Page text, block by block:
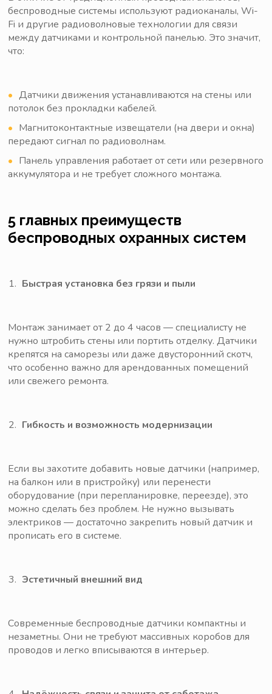
беспроводные системы используют радиоканалы, Wi-
Fi и другие радиоволновые технологии для связи
между датчиками и контрольной панелью. Это значит,
что:
Датчики движения устанавливаются на стены или
потолок без прокладки кабелей.
Магнитоконтактные извещатели (на двери и окна)
передают сигнал по радиоволнам.
Панель управления работает от сети или резервного
аккумулятора и не требует сложного монтажа.
5 главных преимуществ
беспроводных охранных систем
Быстрая установка без грязи и пыли
Монтаж занимает от 2 до 4 часов — специалисту не
нужно штробить стены или портить отделку. Датчики
крепятся на саморезы или даже двусторонний скотч,
что особенно важно для арендованных помещений
или свежего ремонта.
Гибкость и возможность модернизации
Если вы захотите добавить новые датчики (например,
на балкон или в пристройку) или перенести
оборудование (при перепланировке, переезде), это
можно сделать без проблем. Не нужно вызывать
электриков — достаточно закрепить новый датчик и
прописать его в системе.
Эстетичный внешний вид
Современные беспроводные датчики компактны и
незаметны. Они не требуют массивных коробов для
проводов и легко вписываются в интерьер.